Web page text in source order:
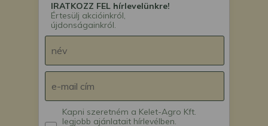
IRATKOZZ FEL hírlevelünkre!
Értesülj akcióinkról,
újdonságainkról.
Kapni szeretném a Kelet-Agro Kft.
legjobb ajánlatait hírlevélben.